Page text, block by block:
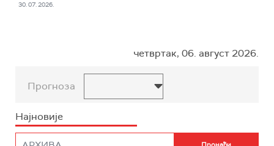
30. 07. 2026.
четвртак, 06. август 2026.
Прогноза
Најновије